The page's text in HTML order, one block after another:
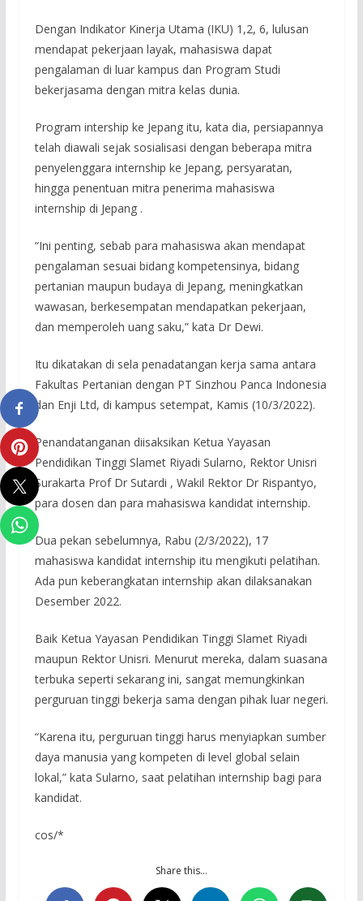
Dengan Indikator Kinerja Utama (IKU) 1,2, 6, lulusan
mendapat pekerjaan layak, mahasiswa dapat
pengalaman di luar kampus dan Program Studi
bekerjasama dengan mitra kelas dunia.
Program intership ke Jepang itu, kata dia, persiapannya
telah diawali sejak sosialisasi dengan beberapa mitra
penyelenggara internship ke Jepang, persyaratan,
hingga penentuan mitra penerima mahasiswa
internship di Jepang .
“Ini penting, sebab para mahasiswa akan mendapat
pengalaman sesuai bidang kompetensinya, bidang
pertanian maupun budaya di Jepang, meningkatkan
wawasan, berkesempatan mendapatkan pekerjaan,
dan memperoleh uang saku,” kata Dr Dewi.
Itu dikatakan di sela penadatangan kerja sama antara
Fakultas Pertanian dengan PT Sinzhou Panca Indonesia
dan Enji Ltd, di kampus setempat, Kamis (10/3/2022).
Penandatanganan diisaksikan Ketua Yayasan
Pendidikan Tinggi Slamet Riyadi Sularno, Rektor Unisri
Surakarta Prof Dr Sutardi , Wakil Rektor Dr Rispantyo,
para dosen dan para mahasiswa kandidat internship.
Dua pekan sebelumnya, Rabu (2/3/2022), 17
mahasiswa kandidat internship itu mengikuti pelatihan.
Ada pun keberangkatan internship akan dilaksanakan
Desember 2022.
Baik Ketua Yayasan Pendidikan Tinggi Slamet Riyadi
maupun Rektor Unisri. Menurut mereka, dalam suasana
terbuka seperti sekarang ini, sangat memungkinkan
perguruan tinggi bekerja sama dengan pihak luar negeri.
“Karena itu, perguruan tinggi harus menyiapkan sumber
daya manusia yang kompeten di level global selain
lokal,” kata Sularno, saat pelatihan internship bagi para
kandidat.
cos/*
Share this…